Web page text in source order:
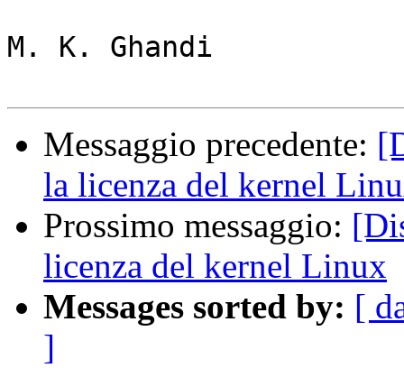
M. K. Ghandi
Messaggio precedente:
la licenza del kernel
Prossimo messaggio:
licenza del kernel Linux
Messages sorted by: [
]